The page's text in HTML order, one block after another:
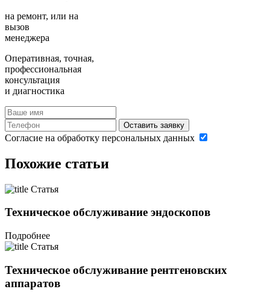
на ремонт, или на
вызов
менеджера
Оперативная, точная,
профессиональная
консультация
и диагностика
Оставить заявку
Согласие на обработку персональных данных
Похожие статьи
Статья
Техническое обслуживание эндоскопов
Подробнее
Статья
Техническое обслуживание рентгеновских
аппаратов